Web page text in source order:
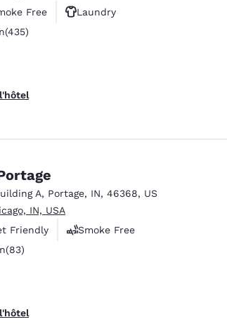
Français
Free
Laundry
commentaires
(435)
A, Portage, IN, 46368, US
IN, USA
Friendly
Smoke Free
commentaires
(83)